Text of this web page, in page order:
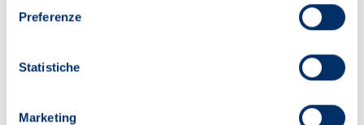
Preferenze
Statistiche
Marketing